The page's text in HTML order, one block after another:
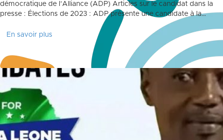
démocratique de l’Alliance (ADP) Articles sur le candidat dans la
presse : Élections de 2023 : ADP présente une candidate à la…
En savoir plus